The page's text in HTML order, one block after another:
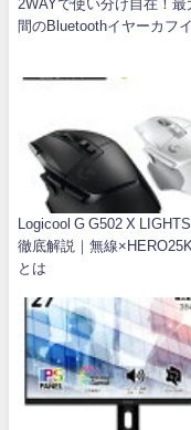
2WAYで使い分け自在！最
間のBluetoothイヤーカフ
Logicool G G502 X
徹底解説｜無線
とは